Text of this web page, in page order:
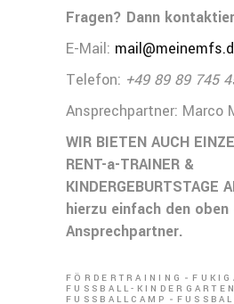
Fragen? Dann
E-Mail:
Telefon: +49 89 89 745
Ansprechpartner: Marco
WIR BIETEN AUCH
RENT-a-TRAINER &
KINDERGEBURTSTAGE
hierzu einfach den oben
Ansprechpartner.
FÖRDERTRAINING
FUSSBALL-KINDERGARTEN
FUSSBALLCAMP